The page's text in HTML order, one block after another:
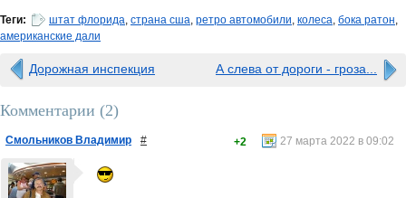
Теги: штат флорида, страна сша, ретро автомобили, колеса, бока ратон,
американские дали
Дорожная инспекция А слева от дороги - гроза...
Комментарии (2)
Смольников Владимир # 27 марта 2022 в 09:02
+2